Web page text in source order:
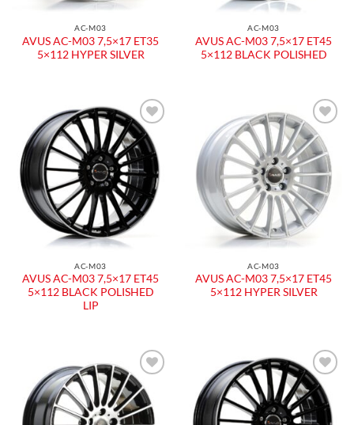
AC-M03
AVUS AC-M03 7,5×17 ET35
5×112 HYPER SILVER
AC-M03
AVUS AC-M03 7,5×17 ET45
5×112 BLACK POLISHED
Aggiungi
alla lista
dei
desideri
AC-M03
AVUS AC-M03 7,5×17 ET45
5×112 BLACK POLISHED
LIP
Aggiungi
alla lista
dei
desideri
AC-M03
AVUS AC-M03 7,5×17 ET45
5×112 HYPER SILVER
Aggiungi
alla lista
dei
desideri
Aggiungi
alla lista
dei
desideri